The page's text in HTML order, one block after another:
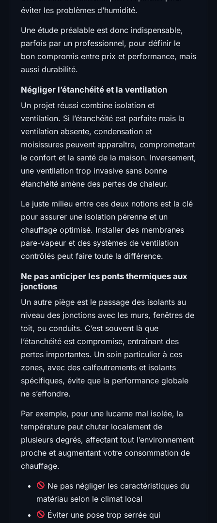
éviter les problèmes d’humidité.
Une étude préalable est donc indispensable,
parfois par un professionnel, pour définir le
bon compromis entre prix et performance, mais
aussi durabilité.
Négliger l’étanchéité et la ventilation
Un projet réussi combine isolation et
ventilation. Si l’étanchéité est parfaite mais la
ventilation absente, condensation et
moisissures peuvent apparaître, compromettant
le confort et la santé de la maison. Inversement,
une ventilation trop invasive sans bonne
étanchéité amène des pertes de chaleur.
Le juste milieu entre ces deux notions est la clé
pour assurer une isolation pérenne et un
chauffage optimisé. Installer des membranes
pare-vapeur et des systèmes de ventilation
contrôlés peut faire toute la différence.
Ne pas anticiper les ponts thermiques aux
jonctions
Un autre piège est le passage des isolants au
niveau des jonctions avec les murs, fenêtres de
toit, ou conduits. C’est souvent là que
l’étanchéité est compromise, entraînant des
pertes importantes. Un soin particulier à ces
zones, avec des calfeutrements et isolants
spécifiques, évite que la performance globale
ne s’effondre.
Par exemple, pour une lucarne mal isolée, la
température peut chuter localement de
plusieurs degrés, affectant tout l’environnement
proche et augmentant votre consommation de
chauffage.
Ne pas négliger les caractéristiques du
matériau selon le climat local
Éviter une pose trop serrée qui